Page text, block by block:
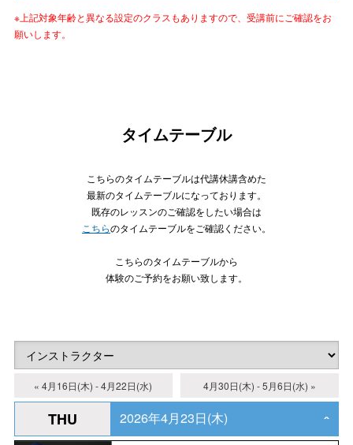
※上記対象年齢と異なる設定のクラスもありますので、受講前にご確認をお
願いします。
タイムテーブル
こちらのタイムテーブルは代講休講含めた
最新のタイムテーブルになっております。
既存のレッスンのご確認をしたい場合は
こちらのタイムテーブルをご確認ください。
こちらのタイムテーブルから
体験のご予約をお願い致します。
« 4月16日(木) - 4月22日(水) 4月30日(木) - 5月6日(水) »
THU 2026年4月23日(木) ‹